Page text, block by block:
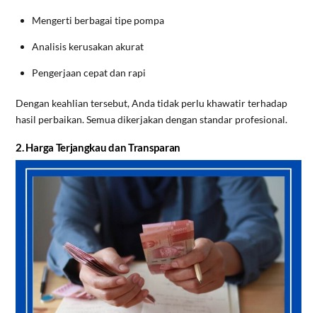
Mengerti berbagai tipe pompa
Analisis kerusakan akurat
Pengerjaan cepat dan rapi
Dengan keahlian tersebut, Anda tidak perlu khawatir terhadap
hasil perbaikan. Semua dikerjakan dengan standar profesional.
2. Harga Terjangkau dan Transparan